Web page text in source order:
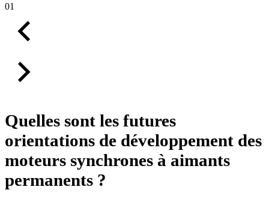
01
Quelles sont les futures
orientations de développement des
moteurs synchrones à aimants
permanents ?